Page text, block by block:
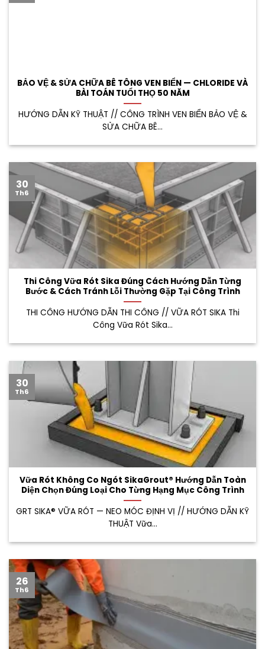
BẢO VỆ & SỬA CHỮA BÊ TÔNG VEN BIỂN — CHLORIDE VÀ
BÀI TOÁN TUỔI THỌ 50 NĂM
HƯỚNG DẪN KỸ THUẬT // CÔNG TRÌNH VEN BIỂN BẢO VỆ &
SỬA CHỮA BÊ...
Thi Công Vữa Rót Sika Đúng Cách Hướng Dẫn Từng
Bước & Cách Tránh Lỗi Thường Gặp Tại Công Trình
THI CÔNG HƯỚNG DẪN THI CÔNG // VỮA RÓT SIKA Thi
Công Vữa Rót Sika...
30
Th6
Vữa Rót Không Co Ngót SikaGrout® Hướng Dẫn Toàn
Diện Chọn Đúng Loại Cho Từng Hạng Mục Công Trình
GRT SIKA® VỮA RÓT — NEO MÓC ĐỊNH VỊ // HƯỚNG DẪN KỸ
THUẬT Vữa...
30
Th6
26
Th6